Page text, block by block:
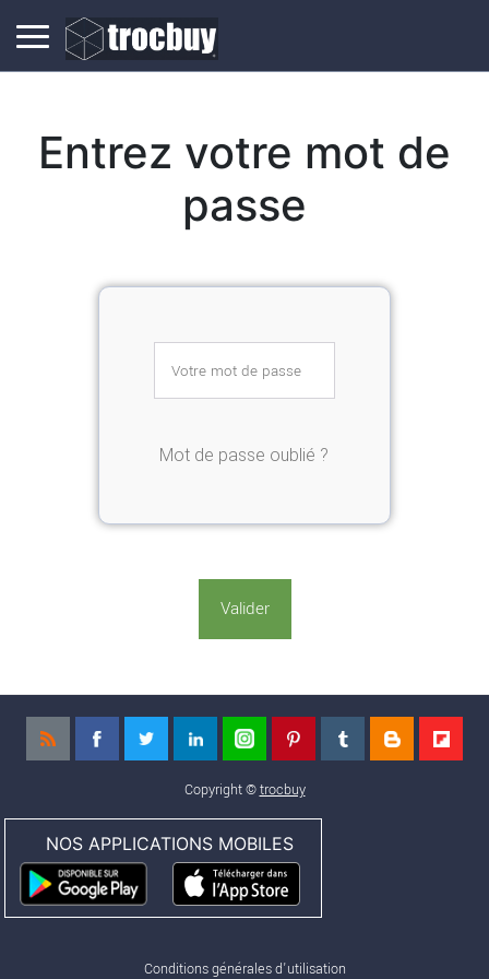
Entrez votre mot de
passe
Mot de passe oublié ?
Copyright ©trocbuy
NOS APPLICATIONS MOBILES
Conditions générales d'utilisation